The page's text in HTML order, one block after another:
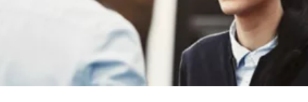
Blog Mobilidade Volvo